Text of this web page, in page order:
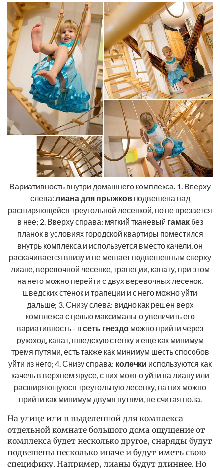
Вариативность внутри домашнего комплекса. 1. Вверху
слева: лиана для прыжковподвешена над
расширяющейся треугольной лесенкой, но не врезается
в нее; 2. Вверху справа: мягкий тканевый гамак без
планок в условиях городской квартиры поместился
внутрь комплекса и используется вместо качели, он
раскачивается внизу и не мешает подвешенным сверху
лиане, веревочной лесенке, трапеции, канату, при этом
на него можно перейти с двух веревочных лесенок,
шведских стенок и трапеции и с него можно уйти
дальше; 3. Снизу слева: видно как решен верх
комплекса с целью максимально увеличить его
вариативность - в сеть гнездо можно прийти через
рукоход, канат, шведскую стенку и еще как минимум
тремя путями, есть также как минимум шесть способов
уйти из него; 4. Снизу справа: колечки используются как
качель в верхнем ярусе, с них можно уйти на лиану или
расширяющуюся треугольную лесенку, на них можно
прийти как минимум двумя путями, не считая пола.
На улице или в выделенной для комплекса
отдельной комнате большого дома ощущение от
комплекса будет несколько другое, снаряды будут
подвешены несколько иначе и будут иметь свою
специфику. Например, лианы будут длиннее. Но